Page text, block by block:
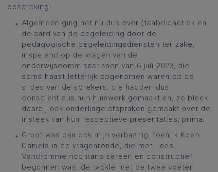
bespreking:
Algemeen ging het nu dus over (taal)didactiek en
de aard van de begeleiding door de
pedagogische begeleidingsdiensten ter zake,
inspelend op de vragen van de
onderwijscommissarissen van 6 juli 2023, die
soms haast letterlijk opgenomen waren op de
slides van de sprekers; die hadden dus
consciëntieus hun huiswerk gemaakt en, zo bleek,
daarbij ook onderlinge afspraken gemaakt over de
insteek van hun respectieve presentaties, prima;
Groot was dan ook mijn verbazing, toen ik Koen
Daniëls in de vragenronde, die met Loes
Vandromme nochtans sereen en constructief
begonnen was, de tackle met de twee voeten